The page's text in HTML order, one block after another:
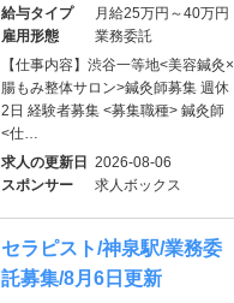
給与タイプ
月給25万円～40万円
雇用形態
業務委託
【仕事内容】渋谷一等地<美容鍼灸×
腸もみ整体サロン>鍼灸師募集 週休
2日 経験者募集 <募集職種> 鍼灸師
<仕…
求人の更新日 2026-08-06
スポンサー
求人ボックス
セラピスト/神泉駅/業務委
託募集/8月6日更新